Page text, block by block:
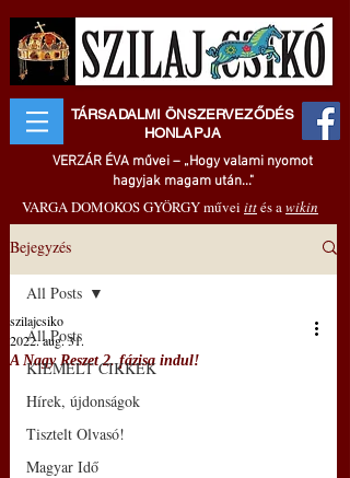
TÁRSADALMI ÖNSZERVEZŐDÉS
HONLAPJA
VERZÁR ÉVA művei – „Hogy valami nyomot
hagyjak magam után..."
VARGA DOMOKOS GYÖRGY művei ittés awikin
Bejegyzés
All Posts
KIEMELT CIKKEK
Hírek, újdonságok
Tisztelt Olvasó!
Magyar Idő
All Posts
A Nagy Reszet 2. fázisa indul!
szilajcsiko
2022. aug. 31.